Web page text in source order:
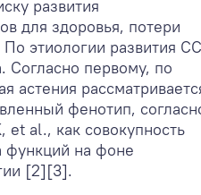
развития
для здоровья, потери
этиологии развития
Согласно первому, по
астения
фенотип,
et al., как совокупность
функций на фоне
[2][3].